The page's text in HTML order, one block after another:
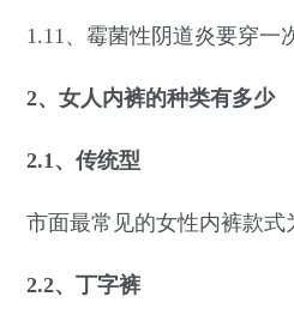
1.11、霉菌性阴道炎要穿一
2、女人内裤的种类有多少
2.1、传统型
市面最常见的女性内裤款
2.2、丁字裤